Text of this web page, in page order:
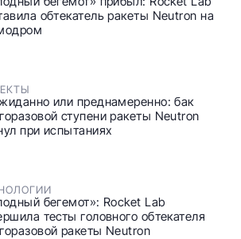
обтекатель ракеты Neutron на
или преднамеренно: бак
ступени ракеты Neutron
при испытаниях
бегемот»: Rocket Lab
тесты головного обтекателя
ракеты Neutron